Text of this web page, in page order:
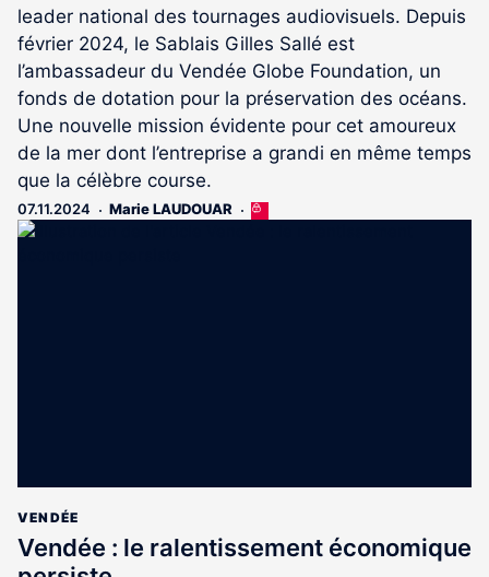
leader national des tournages audiovisuels. Depuis
février 2024, le Sablais Gilles Sallé est
l’ambassadeur du Vendée Globe Foundation, un
fonds de dotation pour la préservation des océans.
Une nouvelle mission évidente pour cet amoureux
de la mer dont l’entreprise a grandi en même temps
que la célèbre course.
07.11.2024 Marie LAUDOUAR
Cet
VENDÉE
Vendée : le ralentissement économique